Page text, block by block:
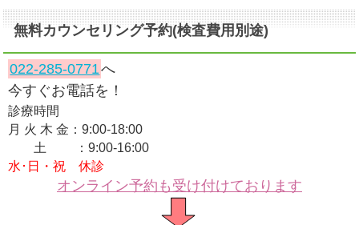
無料カウンセリング予約(検査費用別途)
022-285-0771へ
今すぐお電話を！
診療時間
月 火 木 金：9:00-18:00
土 ：9:00-16:00
水･日・祝 休診
オンライン予約も受け付けております